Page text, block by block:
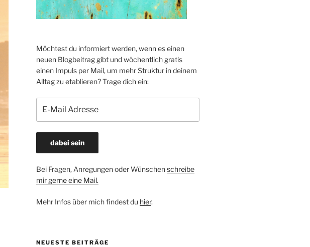
Möchtest du informiert werden, wenn es einen
neuen Blogbeitrag gibt und wöchentlich gratis
einen Impuls per Mail, um mehr Struktur in deinem
Alltag zu etablieren? Trage dich ein:
Bei Fragen, Anregungen oder Wünschenschreibe
mir gerne eine Mail.
Mehr Infos über mich findest du hier.
NEUESTE BEITRÄGE